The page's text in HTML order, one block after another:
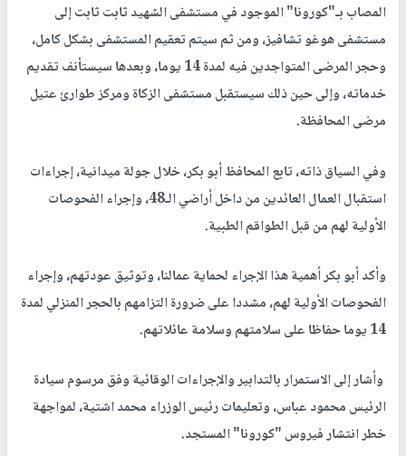
المصاب بـ"كورونا" الموجود في مستشفى الشهيد ثابت ثابت إلى
مستشفى هوغو تشافيز، ومن ثم سيتم تعقيم المستشفى بشكل كامل،
وحجر المرضى المتواجدين فيه لمدة 14 يوما، وبعدها سيستأنف تقديم
خدماته، وإلى حين ذلك سيستقبل مستشفى الزكاة ومركز طوارئ عتيل
مرضى المحافظة.
وفي السياق ذاته، تابع المحافظ أبو بكر، خلال جولة ميدانية، إجراءات
استقبال العمال العائدين من داخل أراضي الـ48، وإجراء الفحوصات
الأولية لهم من قبل الطواقم الطبية.
وأكد أبو بكر أهمية هذا الإجراء لحماية عمالنا، وتوثيق عودتهم، وإجراء
الفحوصات الأولية لهم، مشددا على ضرورة التزامهم بالحجر المنزلي لمدة
14 يوما حفاظا على سلامتهم وسلامة عائلاتهم.
وأشار إلى الاستمرار بالتدابير والإجراءات الوقائية وفق مرسوم سيادة
الرئيس محمود عباس، وتعليمات رئيس الوزراء محمد اشتية، لمواجهة
خطر انتشار فيروس "كورونا" المستجد.